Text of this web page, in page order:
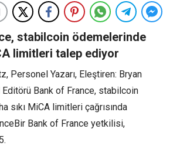
stabilcoin ödemelerinde
limitleri talep ediyor
Personel Yazarı, Eleştiren: Bryan
Editörü Bank of France, stabilcoin
sıkı MiCA limitleri çağrısında
Bank of France yetkilisi,